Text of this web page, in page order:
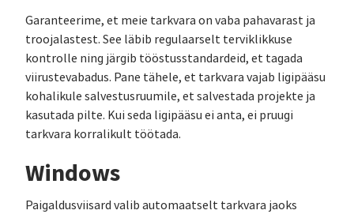
Garanteerime, et meie tarkvara on vaba pahavarast ja
troojalastest. See läbib regulaarselt terviklikkuse
kontrolle ning järgib tööstusstandardeid, et tagada
viirustevabadus. Pane tähele, et tarkvara vajab ligipääsu
kohalikule salvestusruumile, et salvestada projekte ja
kasutada pilte. Kui seda ligipääsu ei anta, ei pruugi
tarkvara korralikult töötada.
Windows
Paigaldusviisard valib automaatselt tarkvara jaoks